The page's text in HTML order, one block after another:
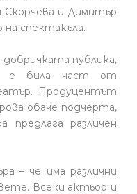
Скорчева и Димитър
спектакъла.
публика,
е била част от
Продуцентът
обаче подчерта,
предлага различен
– че има различни
Всеки актьор и